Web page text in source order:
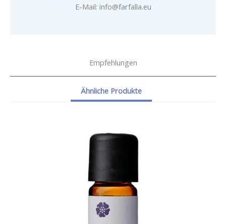
E-Mail: info@farfalla.eu
Empfehlungen
Ähnliche Produkte